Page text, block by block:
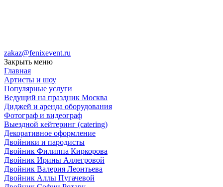
zakaz@fenixevent.ru
Закрыть меню
Главная
Артисты и шоу
Популярные услуги
Ведущий на праздник Москва
Диджей и аренда оборудования
Фотограф и видеограф
Выездной кейтеринг (catering)
Декоративное оформление
Двойники и пародисты
Двойник Филиппа Киркорова
Двойник Ирины Аллегровой
Двойник Валерия Леонтьева
Двойник Аллы Пугачевой